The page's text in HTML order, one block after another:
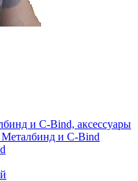
и C-Bind, аксессуары
Металбинд и C-Bind